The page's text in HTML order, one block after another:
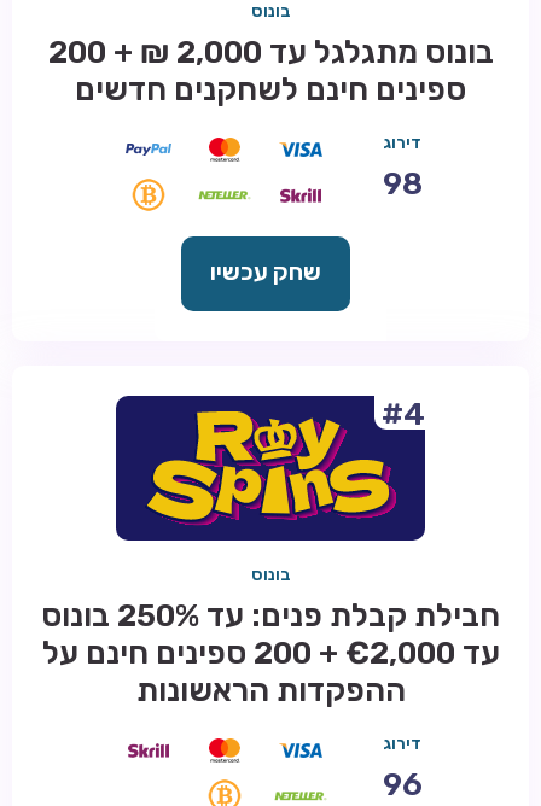
בונוס
בונוס מתגלגל עד 2,000 ₪ + 200
ספינים חינם לשחקנים חדשים
דירוג
98
שחק עכשיו
#4
בונוס
חבילת קבלת פנים: עד 250% בונוס
עד €2,000 + 200 ספינים חינם על
ההפקדות הראשונות
דירוג
96